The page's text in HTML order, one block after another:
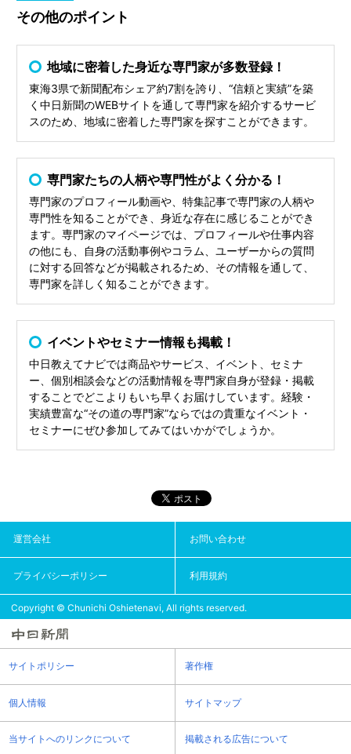
その他のポイント
地域に密着した身近な専門家が多数登録！
東海3県で新聞配布シェア約7割を誇り、“信頼と実績”を築
く中日新聞のWEBサイトを通して専門家を紹介するサービ
スのため、地域に密着した専門家を探すことができます。
専門家たちの人柄や専門性がよく分かる！
専門家のプロフィール動画や、特集記事で専門家の人柄や
専門性を知ることができ、身近な存在に感じることができ
ます。専門家のマイページでは、プロフィールや仕事内容
の他にも、自身の活動事例やコラム、ユーザーからの質問
に対する回答などが掲載されるため、その情報を通して、
専門家を詳しく知ることができます。
イベントやセミナー情報も掲載！
中日教えてナビでは商品やサービス、イベント、セミナ
ー、個別相談会などの活動情報を専門家自身が登録・掲載
することでどこよりもいち早くお届けしています。経験・
実績豊富な“その道の専門家”ならではの貴重なイベント・
セミナーにぜひ参加してみてはいかがでしょうか。
運営会社 お問い合わせ
プライバシーポリシー 利用規約
Copyright © Chunichi Oshietenavi, All rights reserved.
サイトポリシー 著作権
個人情報 サイトマップ
当サイトへのリンクについて 掲載される広告について